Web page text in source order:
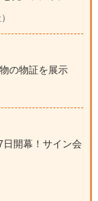
の物証を展示
開幕！サイン会